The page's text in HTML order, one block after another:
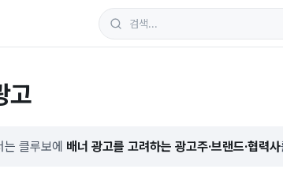
고
는 클루보에 배너 광고를 고려하는 광고주·브랜드·협력사